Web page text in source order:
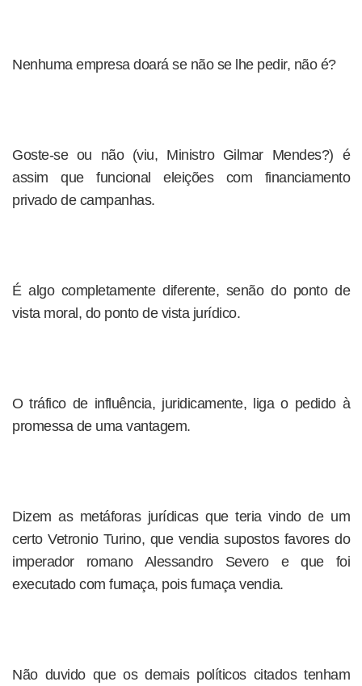
Nenhuma empresa doará se não se lhe pedir, não é?
Goste-se ou não (viu, Ministro Gilmar Mendes?) é
assim que funcional eleições com financiamento
privado de campanhas.
É algo completamente diferente, senão do ponto de
vista moral, do ponto de vista jurídico.
O tráfico de influência, juridicamente, liga o pedido à
promessa de uma vantagem.
Dizem as metáforas jurídicas que teria vindo de um
certo Vetronio Turino, que vendia supostos favores do
imperador romano Alessandro Severo e que foi
executado com fumaça, pois fumaça vendia.
Não duvido que os demais políticos citados tenham